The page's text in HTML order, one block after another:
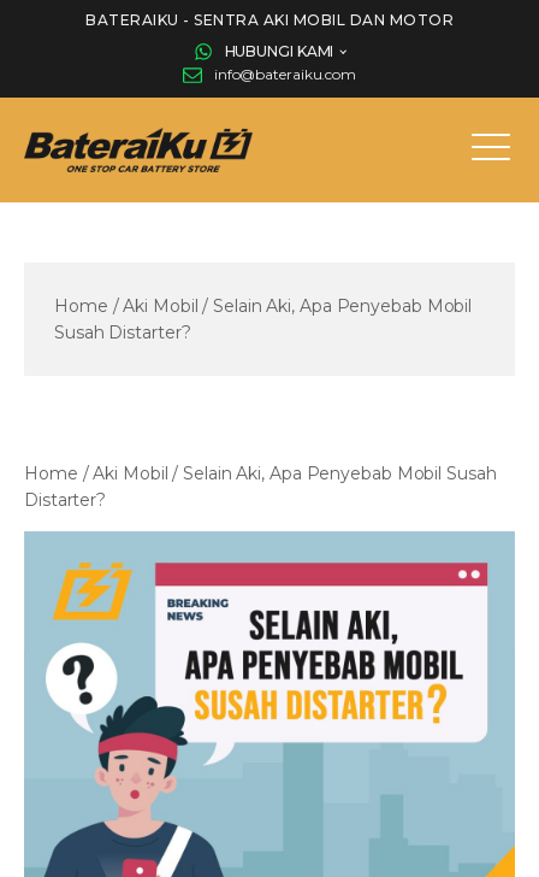
BATERAIKU - SENTRA AKI MOBIL DAN MOTOR
HUBUNGI KAMI
info@bateraiku.com
Home /Aki Mobil /Selain Aki, Apa Penyebab Mobil
Susah Distarter?
Home /Aki Mobil /Selain Aki, Apa Penyebab Mobil Susah
Distarter?